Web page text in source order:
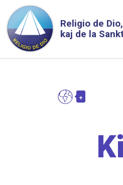
Skip to main content
Religio de
kaj de la
+